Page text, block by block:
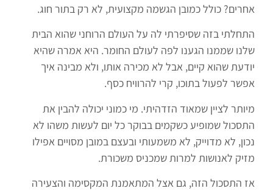
אחרים? כולל כמובן הגשמה מקצועית, לא רק בתור חוג.
התחלתי בזה שסיפרתי לה על העולם הרוחני שהוא הבית
שלנו שממנו הגענו לפה לעולם החומר. היא אמרה שהיא
יודעת שהוא קיים, אבל לא מכירה אותו, ולא מבינה איך
אפשר לפעול בתוכו, קרי להרוויח כסף.
מיותר לציין שמאוד הזדהיתי. מי כמוני יכולה להבין את
התסכול שמופיע כשקמים בבוקר כל יום לעשות משהו לא
נכון, לא מדוייק, לא משמעותי ובעצם במובן מסויים אפילו
מזיק לאנושות למרות שמכניס משכורת.
אז התסכול הזה, גם אצל המתאמנת המקסימה והצעירה